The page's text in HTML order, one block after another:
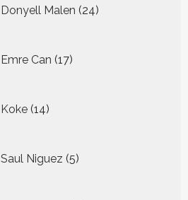
Donyell Malen 24
producten
Emre Can 17
producten
Koke 14
producten
Saul Niguez 5
producten